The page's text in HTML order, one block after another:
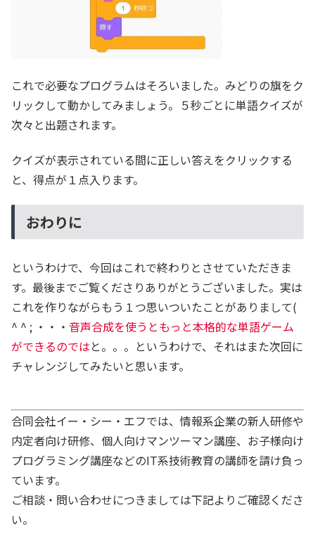
これで必要なプログラムはそろいました。みどりの旗をク
リックして動かしてみましょう。５秒ごとに単語クイズが
次々と出題されます。
クイズが表示されている間に正しい答えをクリックする
と、得点が１点入ります。
おわりに
というわけで、今回はこれで終わりとさせていただきま
す。最後までご覧くださりありがとうございました。実は
これを作りながらもう１つ思いついたことがありまして(
^ ^ ; ・・・ 音声合成を使うともっと本格的な単語ゲーム
ができるのではと。。。というわけで、それはまた次回に
チャレンジしてみたいと思います。
合同会社イー・シー・エフでは、情報系企業の新人研修や
内定者向け研修、個人向けマンツーマン講座、お子様向け
プログラミング講座などのIT系技術教育の講師を請け負っ
ています。
ご相談・問い合わせにつきましては下記よりご確認くださ
い。